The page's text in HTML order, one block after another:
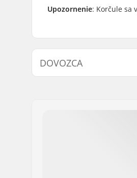
Upozornenie: Korčule sa
DOVOZCA